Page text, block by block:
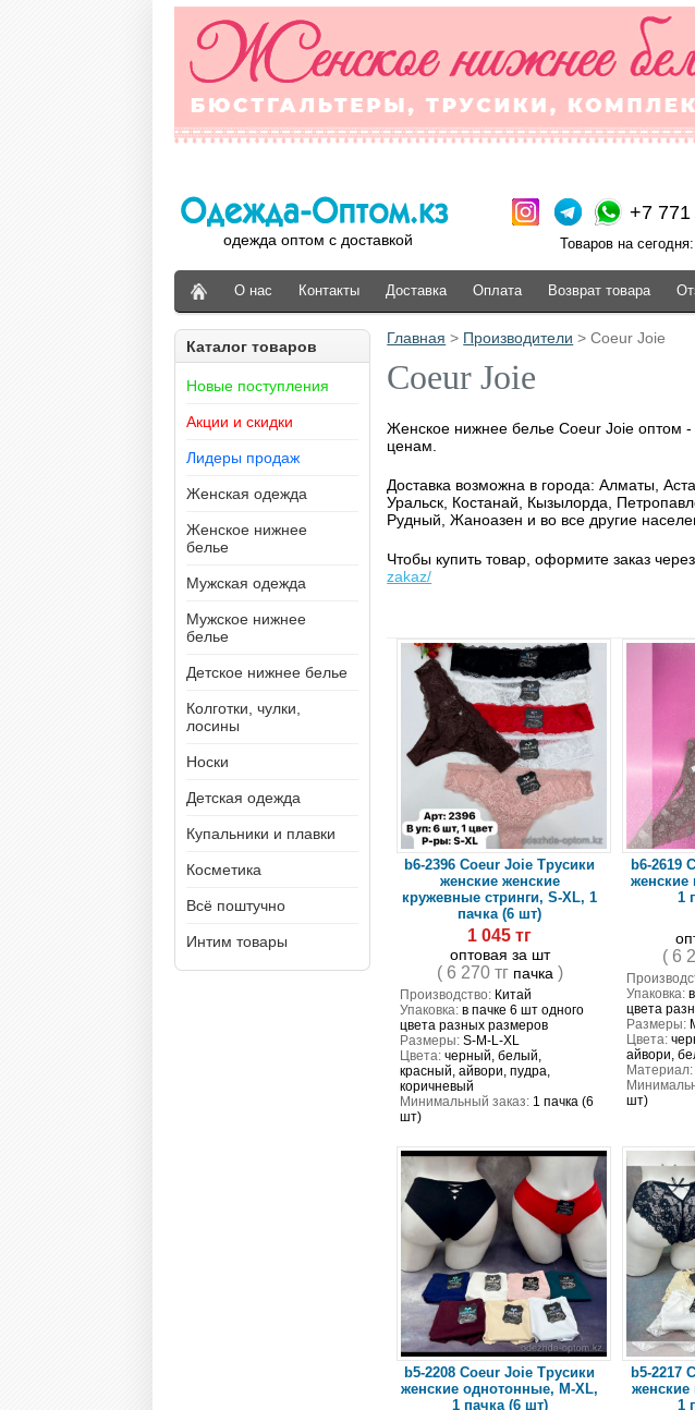
одежда оптом с доставкой
+7
Товаров на
О нас Контакты Доставка Оплата Возврат товара
Каталог товаров
Новые поступления
Акции и скидки
Лидеры продаж
Женская одежда
Женское нижнее
белье
Мужская одежда
Мужское нижнее
белье
Детское нижнее белье
Колготки, чулки,
лосины
Носки
Детская одежда
Купальники и плавки
Косметика
Всё поштучно
Интим товары
Главная > Производители > Coeur Joie
Coeur Joie
Женское нижнее белье Coeur Joie оптом -
ценам.
Доставка возможна в города: Алматы,
Уральск, Костанай, Кызылорда,
Рудный, Жаноазен и во все другие
Чтобы купить товар, оформите заказ
zakaz/
b6-2396 Coeur Joie Трусики
женские женские
кружевные стринги, S-XL, 1
пачка (6 шт)
1 045 тг
оптовая за шт
( 6 270 тг пачка )
Производство: Китай
Упаковка: в пачке 6 шт одного
цвета разных размеров
Размеры: S-M-L-XL
Цвета: черный, белый,
красный, айвори, пудра,
коричневый
Минимальный заказ: 1 пачка (6
шт)
b6-2619
женские
1
( 6
Упаковка:в
цвета
Размеры:
Цвета:
айвори,
Материал:
шт)
b5-2208 Coeur Joie Трусики
женские однотонные, M-XL,
1 пачка (6 шт)
b5-2217
1